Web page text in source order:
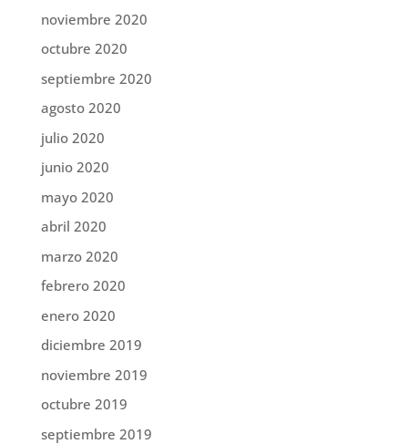
noviembre 2020
octubre 2020
septiembre 2020
agosto 2020
julio 2020
junio 2020
mayo 2020
abril 2020
marzo 2020
febrero 2020
enero 2020
diciembre 2019
noviembre 2019
octubre 2019
septiembre 2019